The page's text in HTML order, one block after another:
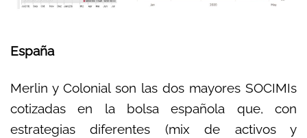
España
Merlin y Colonial son las dos mayores SOCIMIs
cotizadas en la bolsa española que, con
estrategias diferentes (mix de activos y